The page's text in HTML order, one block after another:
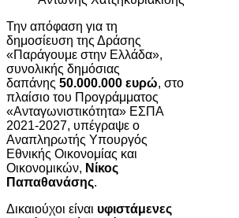
Την απόφαση για τη
δημοσίευση της Δράσης
«Παράγουμε στην Ελλάδα»,
συνολικής δημόσιας
δαπάνης 50.000.000 ευρώ, στο
πλαίσιο του Προγράμματος
«Ανταγωνιστικότητα» ΕΣΠΑ
2021-2027, υπέγραψε ο
Αναπληρωτής Υπουργός
Εθνικής Οικονομίας και
Οικονομικών, Νίκος
Παπαθανάσης.
Δικαιούχοι είναι υφιστάμενες